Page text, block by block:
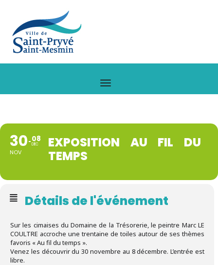
30
NOV
08
DÉC
EXPOSITION AU FIL DU
TEMPS
Détails de l'événement
Sur les cimaises du Domaine de la Trésorerie, le peintre Marc LE
COULTRE accroche une trentaine de toiles autour de ses thèmes
favoris « Au fil du temps ».
Venez les découvrir du 30 novembre au 8 décembre. L’entrée est
libre.